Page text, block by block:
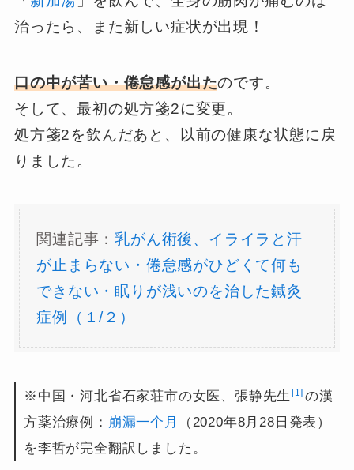
治ったら、また新しい症状が出現！
口の中が苦い・倦怠感が出たのです。
そして、最初の処方箋2に変更。
処方箋2を飲んだあと、以前の健康な状態に戻
りました。
関連記事：乳がん術後、イライラと汗
が止まらない・倦怠感がひどくて何も
できない・眠りが浅いのを治した鍼灸
症例（１/２）
※中国・河北省石家荘市の女医、張静先生 1 の漢
方薬治療例： 崩漏一个月
（2020年8月28日発表）
を李哲が完全翻訳しました。